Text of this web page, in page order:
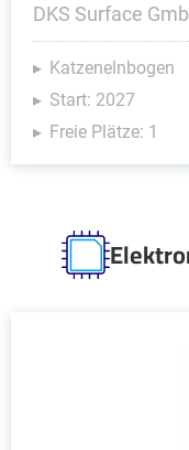
DKS Surface
Katzenelnbogen
Start: 2027
Freie Plätze: 1